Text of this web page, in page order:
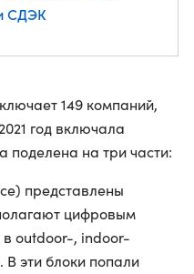
СДЭК
149 компаний,
год включала
поделена на три части:
представлены
цифровым
outdoor-, indoor-
эти блоки попали